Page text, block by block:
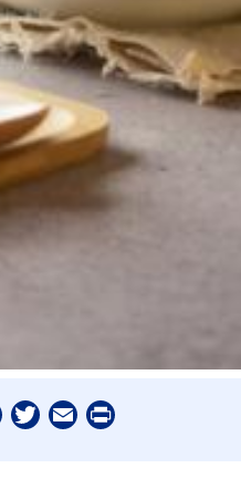
Facebook
Twitter
EmailPrint